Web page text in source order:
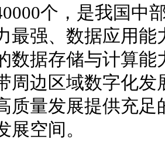
个，是我国中
最强、数据应用
数据存储与计算
周边区域数字化
质量发展提供充
展空间。